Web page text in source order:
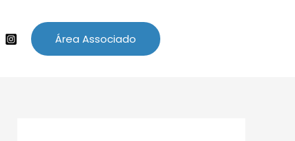
Área Associado